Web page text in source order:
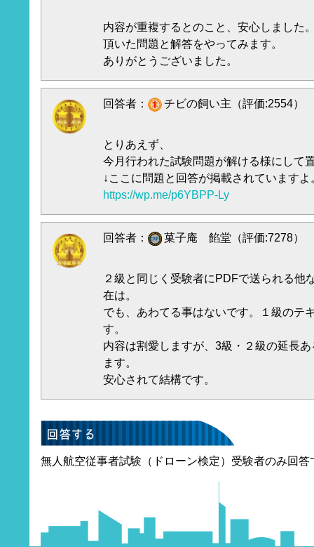
内容が重複するとのこと、安心しました
頂いた問題と解答をやってみます。
ありがとうございました。
回答者： チビの飼い主（評価:2554）
とりあえず、
今月行われた試験問題が解ける様にして
↓ここに問題と回答が掲載されていますよ
https://wp.me/p6YBPP-Ly
回答者： 菓子庵 餡堂（評価:7278）
２級と同じく受験者にPDFで送られる他
在は。
でも、あわてる事はないです。１級のテ
す。
内容は割愛しますが、3級・２級の延長
ます。
安心されて結構です。
無人航空従事者試験（ドローン検定）受験者のみ回答